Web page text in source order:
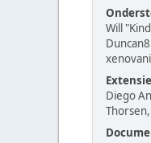
Will
Diego
Thorsen,